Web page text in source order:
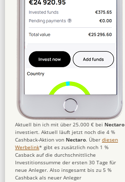
Aktuell bin ich mit über 25.000 € bei Nectaro
investiert. Aktuell läuft jetzt noch die 4 %
Cashback-Aktion von Nectaro. Über diesen
Werbelink* gibt es zusätzlich noch 1 %
Casback auf die durchschnittliche
Investitionssumme der ersten 30 Tage für
neue Anleger. Also insgesamt bis zu 5 %
Cashback als neuer Anleger